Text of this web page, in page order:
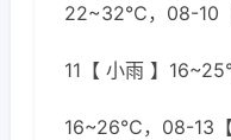
22~32℃，08-10
11【 小雨 】
16~26℃，08-13